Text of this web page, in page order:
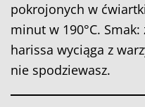
pokrojonych w
minut w 190°C.
harissa wyciąga z
nie spodziewasz.